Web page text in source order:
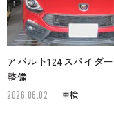
アバルト124スパイダ
整備
2026.06.02 車検